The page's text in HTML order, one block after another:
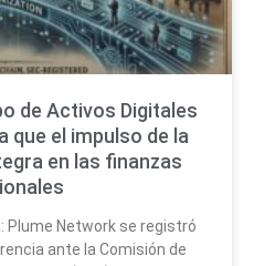
de Activos Digitales
que el impulso de la
en las finanzas
Plume Network se registró
ante la Comisión de